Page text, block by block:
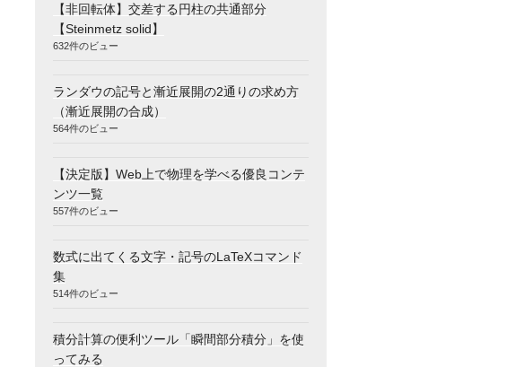
【非回転体】交差する円柱の共通部分
【Steinmetz solid】
632件のビュー
ランダウの記号と漸近展開の2通りの求め方
（漸近展開の合成）
564件のビュー
【決定版】Web上で物理を学べる優良コンテ
ンツ一覧
557件のビュー
数式に出てくる文字・記号のLaTeXコマンド
集
514件のビュー
積分計算の便利ツール「瞬間部分積分」を使
ってみる